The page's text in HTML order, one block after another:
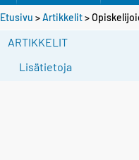
Etusivu >Artikkelit>
ARTIKKELIT
Lisätietoja